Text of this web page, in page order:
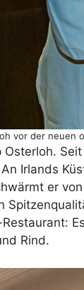
vor der neuen
Osterloh.
Irlands
er
Rind.